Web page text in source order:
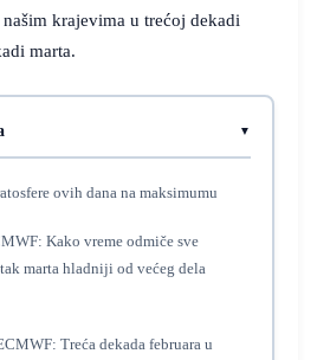
krajevima u trećoj dekadi
marta.
ovih dana na maksimumu
Kako vreme odmiče sve
marta hladniji od većeg dela
Treća dekada februara u